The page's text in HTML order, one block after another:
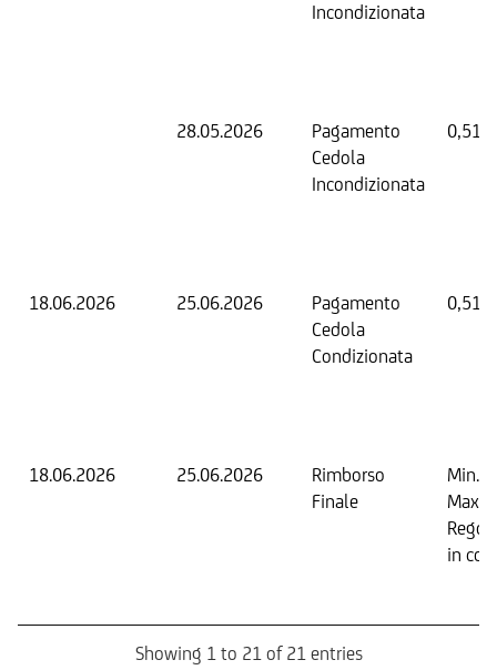
Incondizionata
28.05.2026
Pagamento
Cedola
Incondizionata
0,51
18.06.2026 25.06.2026
Pagamento
Cedola
Condizionata
0,51
18.06.2026 25.06.2026
Rimborso
Finale
Min.
Max.
in
Showing 1 to 21 of 21 entries